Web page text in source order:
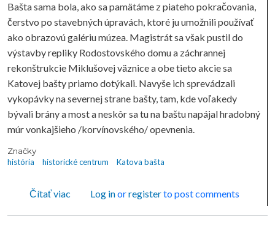
Bašta sama bola, ako sa pamätáme z piateho pokračovania,
čerstvo po stavebných úpravách, ktoré ju umožnili používať
ako obrazovú galériu múzea. Magistrát sa však pustil do
výstavby repliky Rodostovského domu a záchrannej
rekonštrukcie Miklušovej väznice a obe tieto akcie sa
Katovej bašty priamo dotýkali. Navyše ich sprevádzali
vykopávky na severnej strane bašty, tam, kde voľakedy
bývali brány a most a neskôr sa tu na baštu napájal hradobný
múr vonkajšieho /korvínovského/ opevnenia.
Značky
história
historické centrum Katova bašta
Čítať viaco KATOVA BAŠTA - Časť siedma
Log inorregisterto post comments